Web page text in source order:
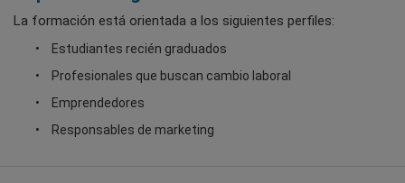
La formación está orientada a los siguientes perfiles:
Estudiantes recién graduados
Profesionales que buscan cambio laboral
Emprendedores
Responsables de marketing